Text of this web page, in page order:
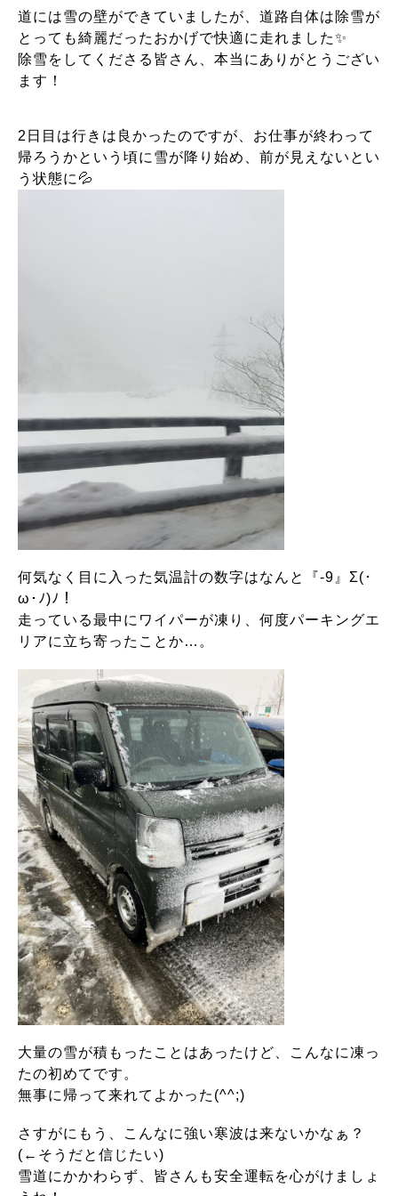
道には雪の壁ができていましたが、道路自体は除雪が
とっても綺麗だったおかげで快適に走れました✨
除雪をしてくださる皆さん、本当にありがとうござい
ます！
2日目は行きは良かったのですが、お仕事が終わって
帰ろうかという頃に雪が降り始め、前が見えないとい
う状態に💦
何気なく目に入った気温計の数字はなんと『-9』Σ(･
ω･ﾉ)ﾉ！
走っている最中にワイパーが凍り、何度パーキングエ
リアに立ち寄ったことか…。
大量の雪が積もったことはあったけど、こんなに凍っ
たの初めてです。
無事に帰って来れてよかった(^^;)
さすがにもう、こんなに強い寒波は来ないかなぁ？
(←そうだと信じたい)
雪道にかかわらず、皆さんも安全運転を心がけましょ